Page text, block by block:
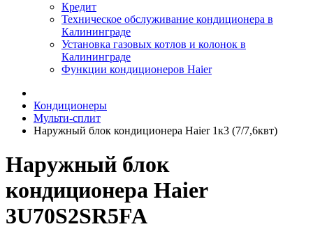
Кредит
Техническое обслуживание кондиционера в
Калининграде
Установка газовых котлов и колонок в
Калининграде
Функции кондиционеров Haier
Кондиционеры
Мульти-сплит
Наружный блок кондиционера Haier 1к3 (7/7,6квт)
Наружный блок
кондиционера Haier
3U70S2SR5FA